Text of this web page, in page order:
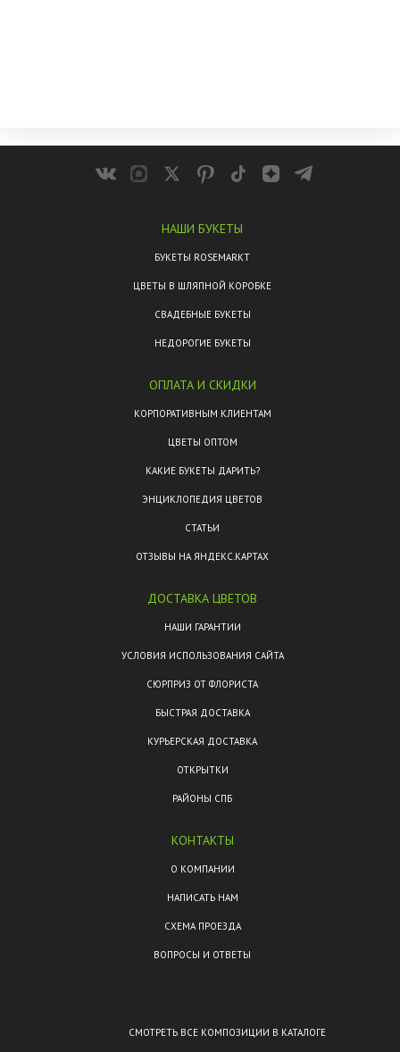
НАШИ БУКЕТЫ
БУКЕТЫ ROSEMARKT
ЦВЕТЫ В ШЛЯПНОЙ КОРОБКЕ
СВАДЕБНЫЕ БУКЕТЫ
НЕДОРОГИЕ БУКЕТЫ
ОПЛАТА И СКИДКИ
КОРПОРАТИВНЫМ КЛИЕНТАМ
ЦВЕТЫ ОПТОМ
КАКИЕ БУКЕТЫ ДАРИТЬ?
ЭНЦИКЛОПЕДИЯ ЦВЕТОВ
СТАТЬИ
ОТЗЫВЫ НА ЯНДЕКС.КАРТАХ
ДОСТАВКА ЦВЕТОВ
НАШИ ГАРАНТИИ
УСЛОВИЯ ИСПОЛЬЗОВАНИЯ САЙТА
СЮРПРИЗ ОТ ФЛОРИСТА
БЫСТРАЯ ДОСТАВКА
КУРЬЕРСКАЯ ДОСТАВКА
ОТКРЫТКИ
РАЙОНЫ СПБ
КОНТАКТЫ
О КОМПАНИИ
НАПИСАТЬ НАМ
СХЕМА ПРОЕЗДА
ВОПРОСЫ И ОТВЕТЫ
СМОТРЕТЬ ВСЕ КОМПОЗИЦИИ В КАТАЛОГЕ